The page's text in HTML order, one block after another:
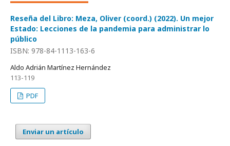
Reseña del Libro: Meza, Oliver (coord.) (2022). Un mejor
Estado: Lecciones de la pandemia para administrar lo
público
ISBN: 978-84-1113-163-6
Aldo Adrián Martínez Hernández
113-119
PDF
Enviar un artículo